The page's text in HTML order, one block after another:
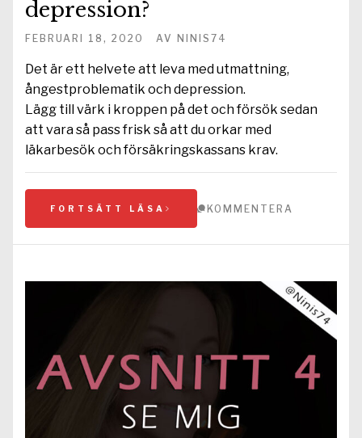
depression?
FEBRUARI 18, 2020 AV NINIS74
Det är ett helvete att leva med utmattning,
ångestproblematik och depression.
Lägg till värk i kroppen på det och försök sedan
att vara så pass frisk så att du orkar med
läkarbesök och försäkringskassans krav.
FORTSÄTT LÄSA KOMMENTERA